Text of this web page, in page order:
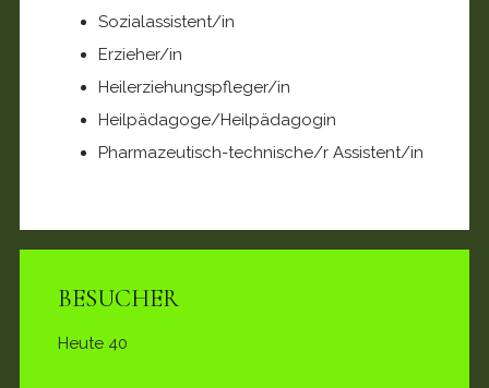
Sozialassistent/in
Erzieher/in
Heilerziehungspfleger/in
Heilpädagoge/Heilpädagogin
Pharmazeutisch-technische/r Assistent/in
BESUCHER
Heute 40